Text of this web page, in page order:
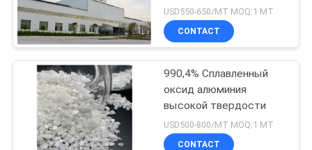
Кальцинированный
порошок
глинозема
алюминия 99,4% Низкая
пористость
USD550-650/MT MOQ:1 МТ
CONTACT
990,4% Сплавленный
оксид алюминия
высокой твердости
USD500-800/MT MOQ:1 МТ
CONTACT